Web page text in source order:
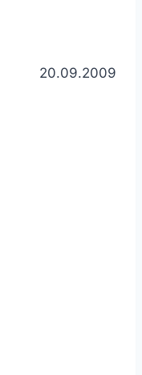
20.09.2009